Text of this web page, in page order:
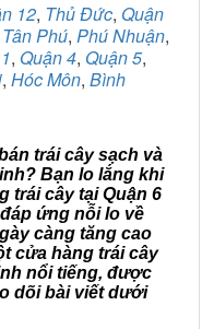
12, Thủ Đức, Quận
Tân Phú, Phú Nhuận,
, Quận 4, Quận 5,
, Hóc Môn, Bình
trái cây sạch và
Bạn lo lắng khi
trái cây tại Quận 6
ứng nỗi lo về
càng tăng cao
cửa hàng trái cây
nổi tiếng, được
dõi bài viết dưới